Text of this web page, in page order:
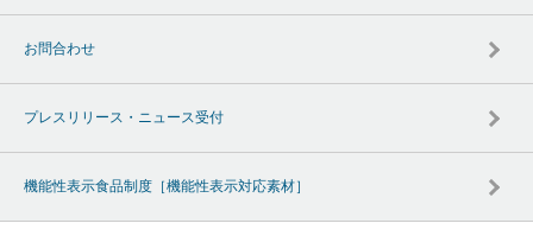
お問合わせ
プレスリリース・ニュース受付
機能性表示食品制度［機能性表示対応素材］